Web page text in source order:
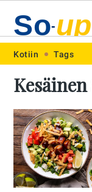
Skip
primary
navigation
Skip
main
content
Skip
primary
sidebar
Skip
footer
So-up
Kotiin Tags